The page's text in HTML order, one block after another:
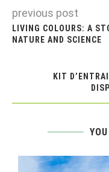
previous post
LIVING COLOURS: A
NATURE AND SCIENCE
KIT